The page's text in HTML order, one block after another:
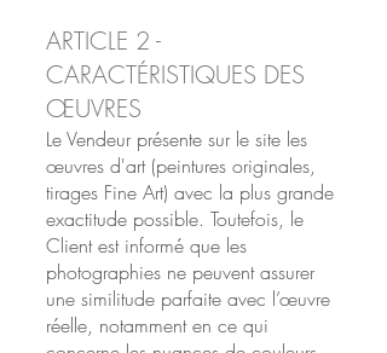
ARTICLE 2 -
CARACTÉRISTIQUES DES
ŒUVRES
Le Vendeur présente sur le site les
œuvres d'art (peintures originales,
tirages Fine Art) avec la plus grande
exactitude possible. Toutefois, le
Client est informé que les
photographies ne peuvent assurer
une similitude parfaite avec l’œuvre
réelle, notamment en ce qui